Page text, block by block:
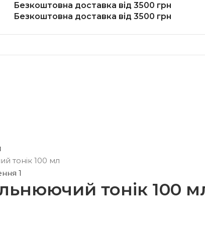
Безкоштовна доставка від 3500 грн
Безкоштовна доставка від 3500 грн
тонiк 100 мл
тонiк 100